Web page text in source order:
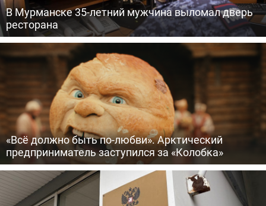
В Мурманске 35-летний мужчина выломал дверь
ресторана
«Всё должно быть по-любви». Арктический
предприниматель заступился за «Колобка»